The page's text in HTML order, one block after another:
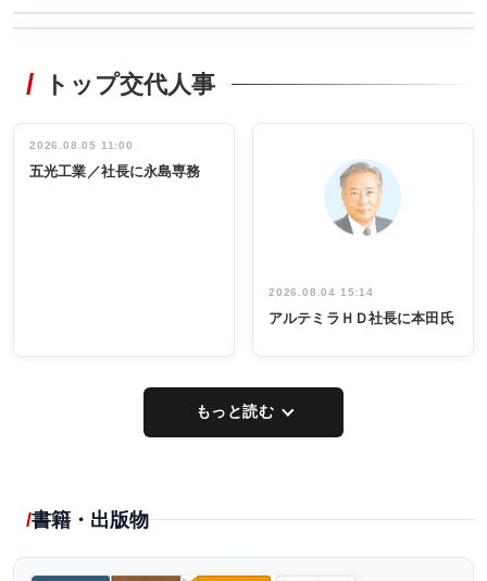
非鉄業界で
インタビュ
ー／社内ア
タックトレー
祝う 業界関
係者ら220人
出席
トップ交代人事
2026.08.05 11:00
五光工業／社長に永島専務
2026.08.04 15:14
アルテミラＨＤ社長に本田氏
もっと読む
書籍・出版物